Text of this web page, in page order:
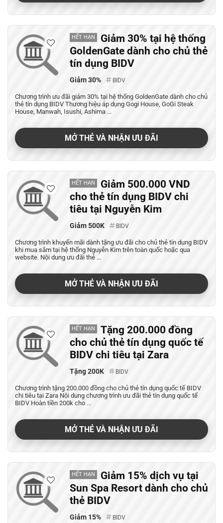
HẾT HẠN
Giảm 30% tại hệ thống
GoldenGate dành cho chủ thẻ
tín dụng BIDV
Giảm 30% BIDV
Chương trình ưu đãi giảm 30% tại hệ thống GoldenGate dành cho chủ
thẻ tín dụng BIDV Thương hiệu áp dụng Gogi House, GoGi Steak
House, Manwah, Isushi, Ashima ...
MỞ THẺ VÀ NHẬN ƯU ĐÃI
HẾT HẠN
Giảm 500.000 VND
cho thẻ tín dụng BIDV chi
tiêu tại Nguyễn Kim
Giảm 500K BIDV
Chương trình khuyến mãi dành tặng ưu đãi cho chủ thẻ tín dụng BIDV
khi mua sắm tại hệ thống Nguyễn Kim trên toàn quốc hoặc qua
website. Nội dung ưu đãi thẻ ...
MỞ THẺ VÀ NHẬN ƯU ĐÃI
HẾT HẠN
Tặng 200.000 đồng
cho chủ thẻ tín dụng quốc tế
BIDV chi tiêu tại Zara
Tặng 200K BIDV
Chương trình tặng 200.000 đồng cho chủ thẻ tín dụng quốc tế BIDV
chi tiêu tại Zara Nội dung chương trình ưu đãi thẻ tín dụng quốc tế
BIDV Hoàn tiền 200k cho ...
MỞ THẺ VÀ NHẬN ƯU ĐÃI
HẾT HẠN
Giảm 15% dịch vụ tại
Sun Spa Resort dành cho chủ
thẻ BIDV
Giảm 15% BIDV